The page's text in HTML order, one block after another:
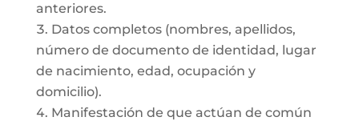
anteriores.
Datos completos (nombres, apellidos,
número de documento de identidad, lugar
de nacimiento, edad, ocupación y
domicilio).
Manifestación de que actúan de común